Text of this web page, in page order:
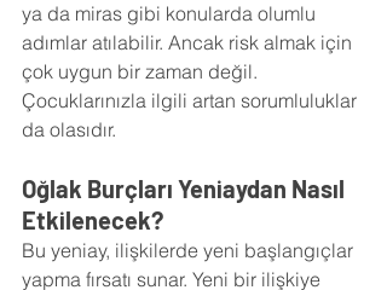
ya da miras gibi konularda olumlu
adımlar atılabilir. Ancak risk almak için
çok uygun bir zaman değil.
Çocuklarınızla ilgili artan sorumluluklar
da olasıdır.
Oğlak Burçları Yeniaydan Nasıl
Etkilenecek?
Bu yeniay, ilişkilerde yeni başlangıçlar
yapma fırsatı sunar. Yeni bir ilişkiye